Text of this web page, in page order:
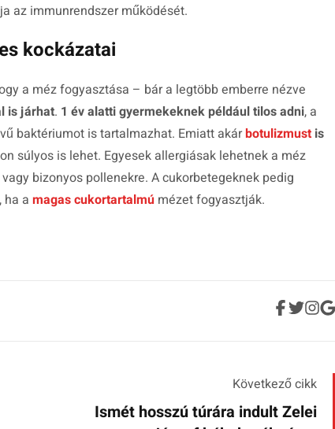
az immunrendszer működését.
kockázatai
a méz fogyasztása – bár a legtöbb emberre nézve
is járhat. 1 év alatti gyermekeknek például tilos adni, a
baktériumot is tartalmazhat. Emiatt akárbotulizmust is
súlyos is lehet. Egyesek allergiásak lehetnek a méz
bizonyos pollenekre. A cukorbetegeknek pedig
ha a magas cukortartalmú mézet fogyasztják.
Következő cikk
Ismét hosszú túrára indult Zelei